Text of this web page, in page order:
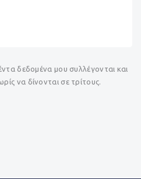
δεδομένα μου συλλέγονται και
να δίνονται σε τρίτους.